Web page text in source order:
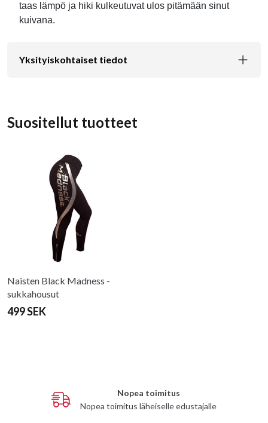
taas lämpö ja hiki kulkeutuvat ulos pitämään sinut
kuivana.
Yksityiskohtaiset tiedot
Suositellut tuotteet
Naisten Black Madness -
sukkahousut
499 SEK
Nopea toimitus
Nopea toimitus läheiselle edustajalle